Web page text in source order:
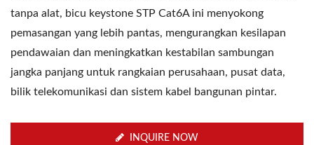
tanpa alat, bicu keystone STP Cat6A ini menyokong
pemasangan yang lebih pantas, mengurangkan kesilapan
pendawaian dan meningkatkan kestabilan sambungan
jangka panjang untuk rangkaian perusahaan, pusat data,
bilik telekomunikasi dan sistem kabel bangunan pintar.
INQUIRE NOW